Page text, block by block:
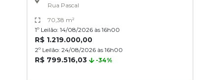
Rua Pascal
70,38 m²
1º Leilão: 14/08/2026 às 16h00
R$ 1.219.000,00
2º Leilão: 24/08/2026 às 16h00
R$ 799.516,03 -34%